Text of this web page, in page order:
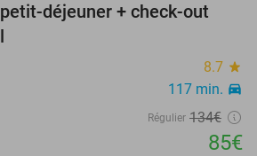
37%
déjeuner + check-out
8.7 star
117 min. directions_car
Régulier 134€
85€